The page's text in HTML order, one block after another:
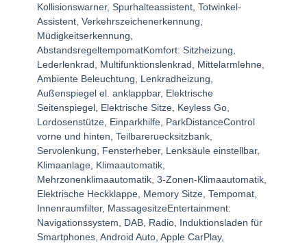
Kollisionswarner, Spurhalteassistent, Totwinkel-
Assistent, Verkehrszeichenerkennung,
Müdigkeitserkennung,
AbstandsregeltempomatKomfort: Sitzheizung,
Lederlenkrad, Multifunktionslenkrad, Mittelarmlehne,
Ambiente Beleuchtung, Lenkradheizung,
Außenspiegel el. anklappbar, Elektrische
Seitenspiegel, Elektrische Sitze, Keyless Go,
Lordosenstütze, Einparkhilfe, ParkDistanceControl
vorne und hinten, Teilbareruecksitzbank,
Servolenkung, Fensterheber, Lenksäule einstellbar,
Klimaanlage, Klimaautomatik,
Mehrzonenklimaautomatik, 3-Zonen-Klimaautomatik,
Elektrische Heckklappe, Memory Sitze, Tempomat,
Innenraumfilter, MassagesitzeEntertainment:
Navigationssystem, DAB, Radio, Induktionsladen für
Smartphones, Android Auto, Apple CarPlay,